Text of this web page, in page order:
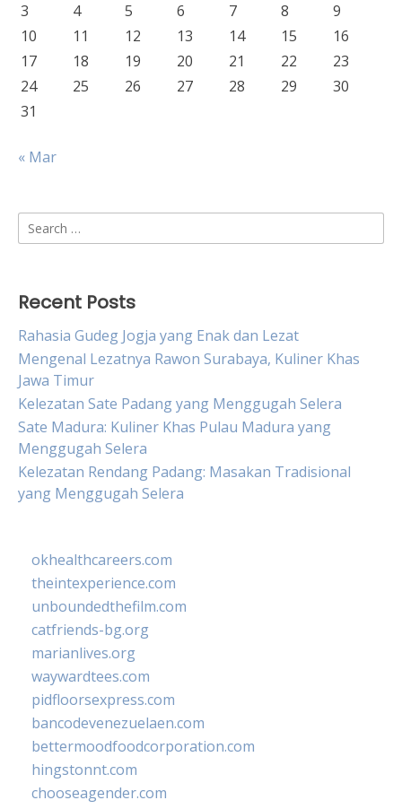
3
4 5 6 7 8
9
10
11 12 13 14 15
16
17
18 19 20 21 22
23
24
25 26 27 28 29
30
31
« Mar
Search
for:
Recent Posts
Rahasia Gudeg Jogja yang Enak dan Lezat
Mengenal Lezatnya Rawon Surabaya, Kuliner Khas
Jawa Timur
Kelezatan Sate Padang yang Menggugah Selera
Sate Madura: Kuliner Khas Pulau Madura yang
Menggugah Selera
Kelezatan Rendang Padang: Masakan Tradisional
yang Menggugah Selera
okhealthcareers.com
theintexperience.com
unboundedthefilm.com
catfriends-bg.org
marianlives.org
waywardtees.com
pidfloorsexpress.com
bancodevenezuelaen.com
bettermoodfoodcorporation.com
hingstonnt.com
chooseagender.com